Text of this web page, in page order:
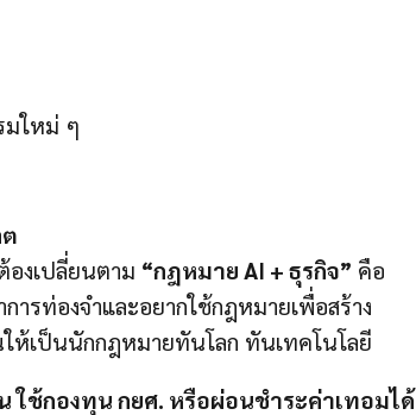
มใหม่ ๆ
องเปลี่ยนตาม “กฎหมาย AI + ธุรกิจ” คือ
รท่องจำและอยากใช้กฎหมายเพื่อสร้าง
เป็นนักกฎหมายทันโลก ทันเทคโนโลยี
ใช้กองทุน กยศ. หรือผ่อนชำระค่าเทอมได้